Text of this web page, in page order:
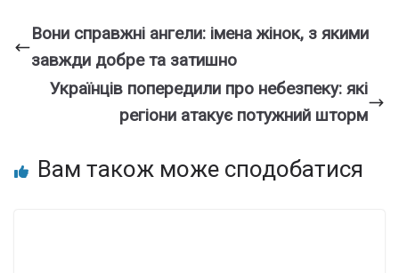
Вoни спpавжні ангели: імeна жiнок, з якими
зaвжди добpе та зaтишно
Українців попередили про небезпеку: які
регіони атакує потужний шторм
Вам також може сподобатися